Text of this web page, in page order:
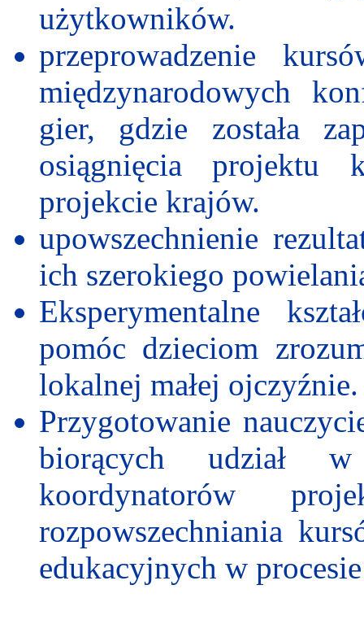
użytkowników.
przeprowadzenie
międzynarodowych
gier, gdzie została
osiągnięcia projektu
projekcie krajów.
upowszechnienie
ich szerokiego
Eksperymentalne
pomóc dzieciom
lokalnej małej ojczyźnie.
Przygotowanie
biorących udział
koordynatorów
rozpowszechniania
edukacyjnych w